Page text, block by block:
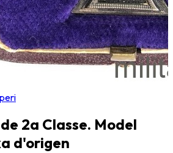
2a Classe. Model
d'origen